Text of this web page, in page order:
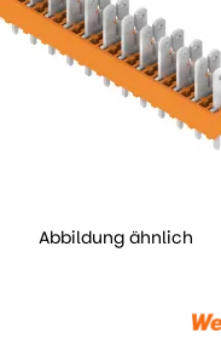
Abbildung ähnlich